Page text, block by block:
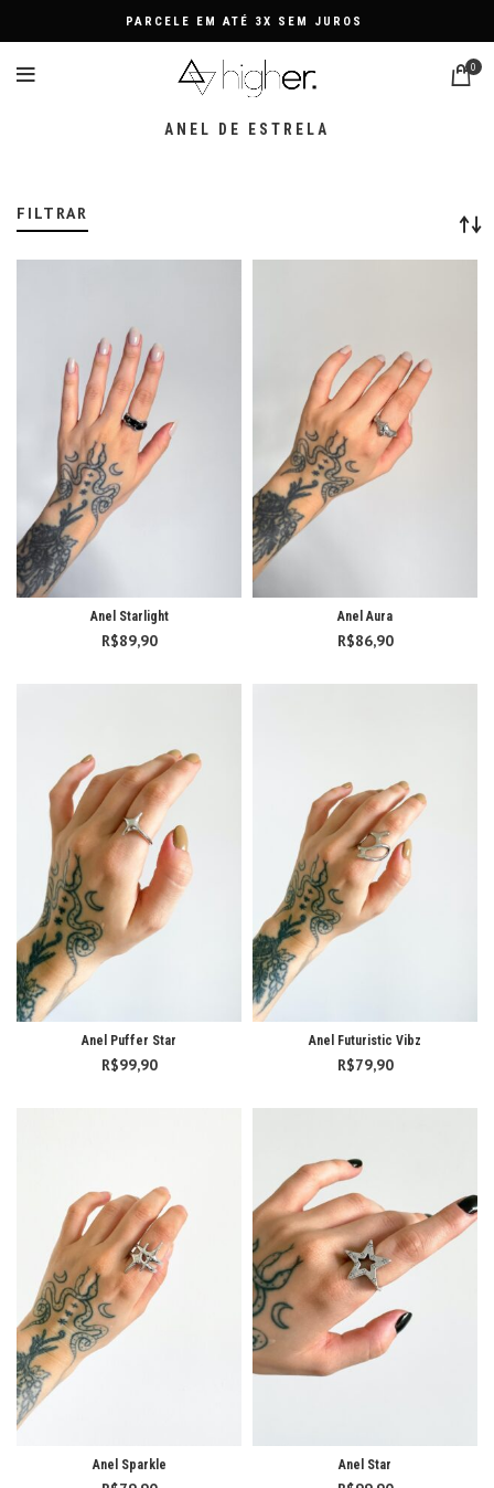
PARCELE EM ATÉ 3X SEM JUROS
0
ANEL DE ESTRELA
FILTRAR
Anel Starlight
R$89,90
Anel Aura
R$86,90
Anel Puffer Star
R$99,90
Anel Futuristic Vibz
R$79,90
Anel Sparkle Anel Star